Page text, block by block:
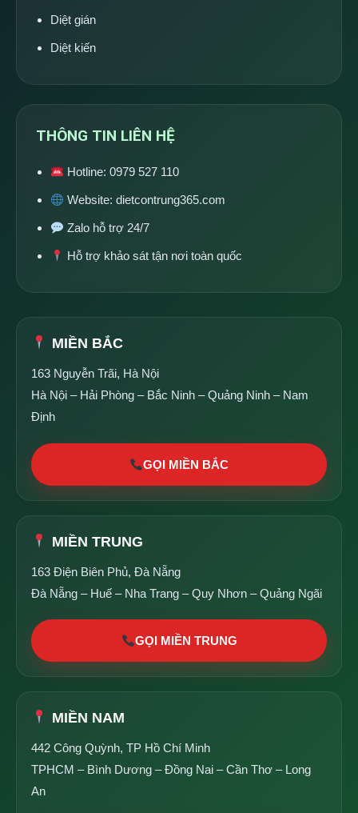
Diệt gián
Diệt kiến
THÔNG TIN LIÊN HỆ
Hotline:0979 527 110
Website:dietcontrung365.com
Zalo hỗ trợ 24/7
Hỗ trợ khảo sát tận nơi toàn quốc
MIỀN BẮC
163 Nguyễn Trãi, Hà Nội
Hà Nội – Hải Phòng – Bắc Ninh – Quảng Ninh – Nam
Định
GỌI MIỀN BẮC
MIỀN TRUNG
163 Điện Biên Phủ, Đà Nẵng
Đà Nẵng – Huế – Nha Trang – Quy Nhơn – Quảng Ngãi
GỌI MIỀN TRUNG
MIỀN NAM
442 Công Quỳnh, TP Hồ Chí Minh
TPHCM – Bình Dương – Đồng Nai – Cần Thơ – Long
An